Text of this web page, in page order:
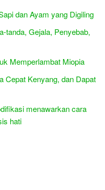
dan Ayam yang Digiling
tanda, Gejala, Penyebab,
Memperlambat Miopia
Cepat Kenyang, dan Dapat
menawarkan cara
hati